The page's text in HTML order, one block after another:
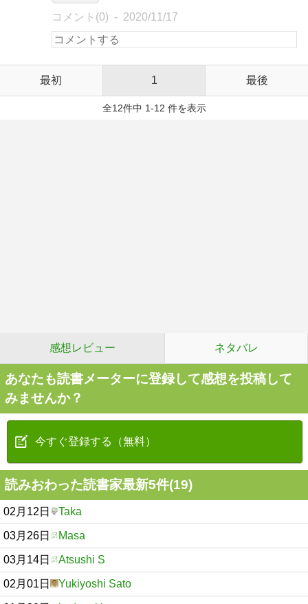
コメント(0) 2020/11/17
最初 1 最後
全12件中 1-12 件を表示
感想レビュー ネタバレ
あなたも読書メーターに登録して感想を投稿して
みませんか？
今すぐ登録する（無料）
読みおわった読書家最新5件(19)
02月12日 Taka
03月26日 Masa
03月14日 Atsushi S
02月01日 Yukiyoshi Sato